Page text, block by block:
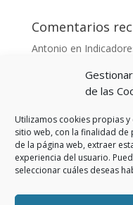
de las
Utilizamos cookies propias
sitio web, con la finalidad
de la página web, extraer
experiencia del usuario.
seleccionar cuáles deseas
Comentarios
Antonio en
en
enDe cara
Política